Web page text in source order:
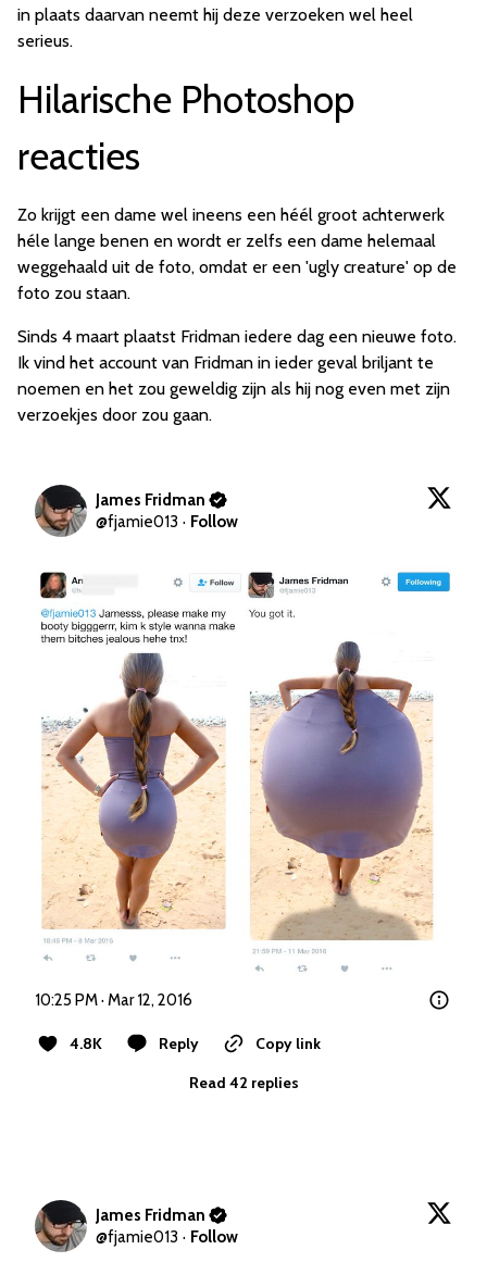
in plaats daarvan neemt hij deze verzoeken wel heel
serieus.
Hilarische Photoshop
reacties
Zo krijgt een dame wel ineens een héél groot achterwerk
héle lange benen en wordt er zelfs een dame helemaal
weggehaald uit de foto, omdat er een 'ugly creature' op de
foto zou staan.
Sinds 4 maart plaatst Fridman iedere dag een nieuwe foto.
Ik vind het account van Fridman in ieder geval briljant te
noemen en het zou geweldig zijn als hij nog even met zijn
verzoekjes door zou gaan.
James Fridman
@fjamie013 · Follow
10:25 PM · Mar 12, 2016
4.8K Reply
Copy link
Read 42 replies
James Fridman
@fjamie013 · Follow